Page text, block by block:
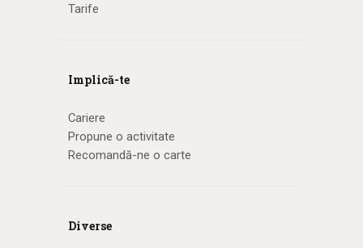
Tarife
Implică-te
Cariere
Propune o activitate
Recomandă-ne o carte
Diverse